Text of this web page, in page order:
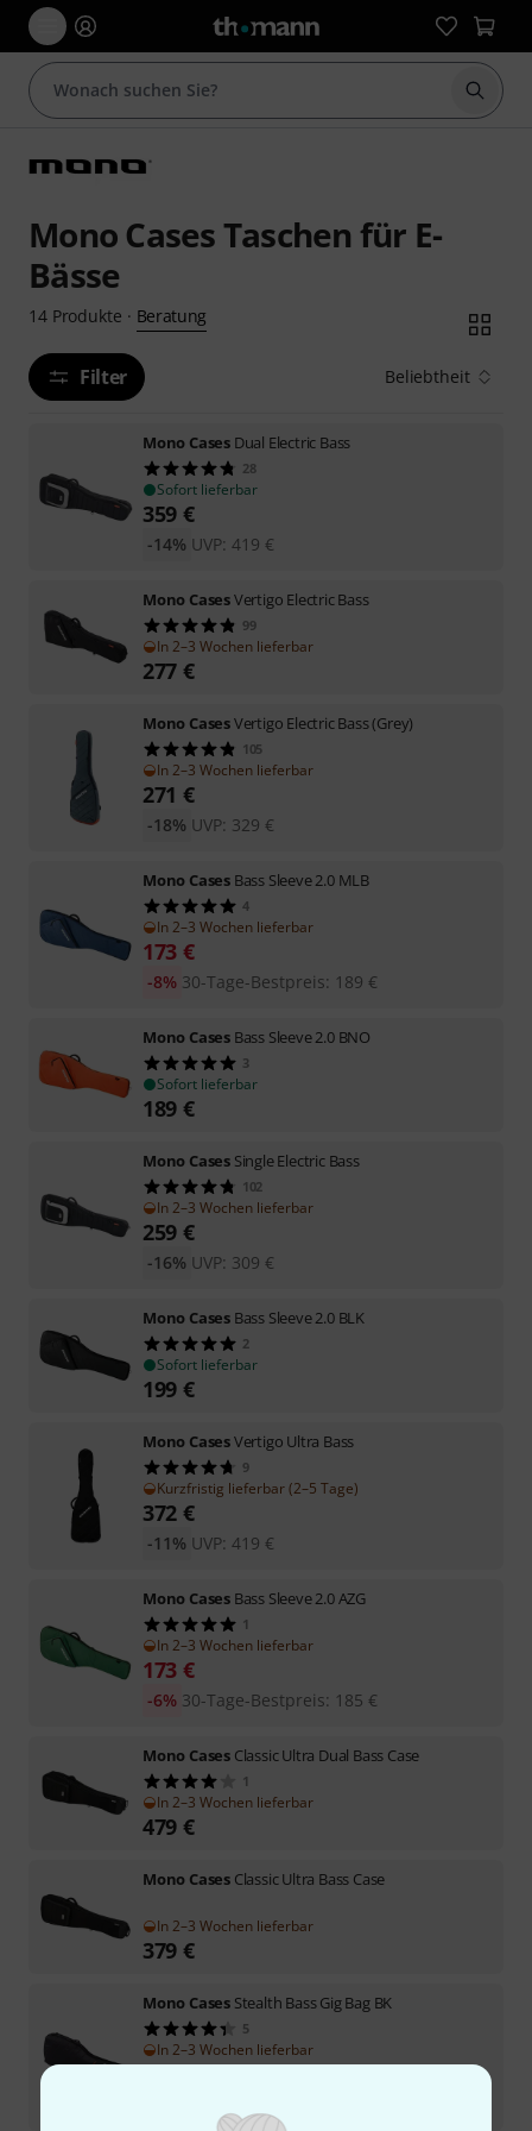
Suche
Mono Cases Taschen für E-
Bässe
14 Produkte · Beratung
Filter Beliebtheit
Mono Cases Dual Electric Bass
28
Sofort lieferbar
359 €
UVP: 419 €
-14%
Mono CasesVertigo Electric Bass
99
In 2–3 Wochen lieferbar
277 €
Mono CasesVertigo Electric Bass (Grey)
105
In 2–3 Wochen lieferbar
271 €
UVP: 329 €
-18%
Mono Cases Bass Sleeve 2.0 MLB
4
In 2–3 Wochen lieferbar
173 €
30-Tage-Bestpreis: 189 €
-8%
Mono Cases Bass Sleeve 2.0 BNO
3
Sofort lieferbar
189 €
Mono Cases Single Electric Bass
102
In 2–3 Wochen lieferbar
259 €
UVP: 309 €
-16%
Mono Cases Bass Sleeve 2.0 BLK
2
Sofort lieferbar
199 €
Mono CasesVertigo Ultra Bass
9
Kurzfristig lieferbar (2–5 Tage)
372 €
UVP: 419 €
-11%
Mono Cases Bass Sleeve 2.0 AZG
1
In 2–3 Wochen lieferbar
173 €
30-Tage-Bestpreis: 185 €
-6%
Mono Cases Classic Ultra Dual Bass Case
1
In 2–3 Wochen lieferbar
479 €
Mono Cases Classic Ultra Bass Case
In 2–3 Wochen lieferbar
379 €
Mono Cases Stealth Bass Gig Bag BK
5
In 2–3 Wochen lieferbar
209€